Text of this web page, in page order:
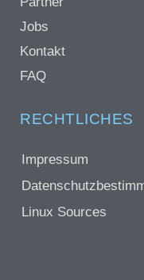
Jobs
Kontakt
FAQ
RECHTLICHES
Impressum
Linux Sources